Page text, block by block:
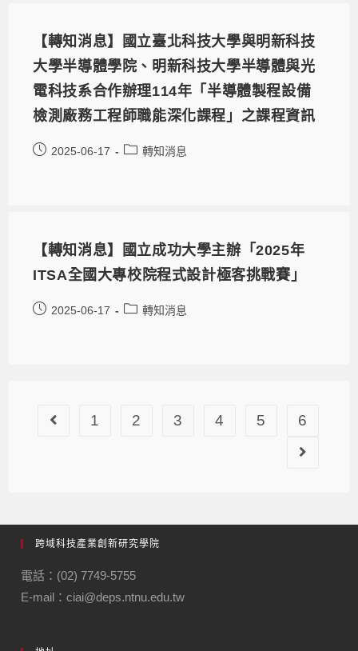
【轉知消息】國立臺北科技大學與明新科技
大學半導體學院、明新科技大學半導體與光
電科技系合作辦理114年「半導體製程設備
檢測廠務工程師職能深化課程」之課程資訊
2025-06-17 轉知消息
【轉知消息】國立成功大學主辦「2025年
ITSA全國大專校院程式設計極客挑戰賽」
2025-06-17 轉知消息
1 2 3 4 5 6
跨域科技產業創新研究學院
電話：(02) 7749-5755
E-mail：ciai@deps.ntnu.edu.tw